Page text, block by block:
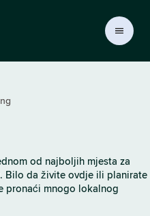
od najboljih mjesta za
Bilo da živite ovdje ili planirate
pronaći mnogo lokalnog